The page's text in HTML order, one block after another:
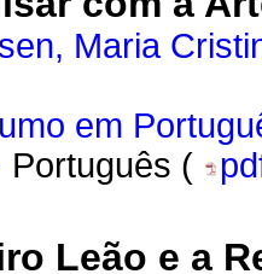
Maria
em
Português (
Leão e a